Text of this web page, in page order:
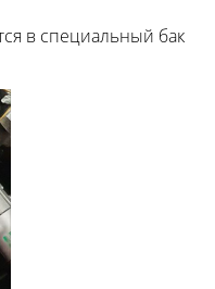
в специальный бак